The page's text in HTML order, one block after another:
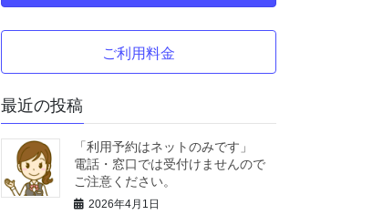
ご利用料金
最近の投稿
「利用予約はネットのみです」
電話・窓口では受付けませんので
ご注意ください。
2026年4月1日